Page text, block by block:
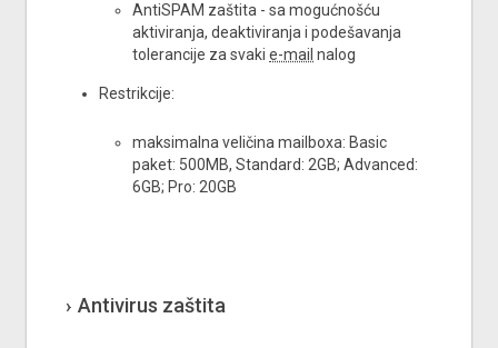
AntiSPAM zaštita - sa mogućnošću
aktiviranja, deaktiviranja i podešavanja
tolerancije za svaki e-mail nalog
Restrikcije:
maksimalna veličina mailboxa: Basic
paket: 500MB, Standard: 2GB; Advanced:
6GB; Pro: 20GB
Antivirus zaštita